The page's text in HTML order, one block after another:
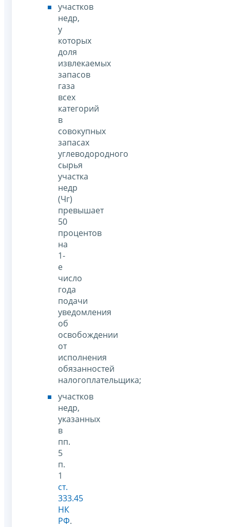
участков
недр,
у
которых
доля
извлекаемых
запасов
газа
всех
категорий
в
совокупных
запасах
углеводородного
сырья
участка
недр
(Чг)
превышает
50
процентов
на
1-
е
число
года
подачи
уведомления
об
освобождении
от
исполнения
обязанностей
налогоплательщика;
участков
недр,
указанных
в
пп.
5
п.
1
ст.
333.45
НК
РФ.